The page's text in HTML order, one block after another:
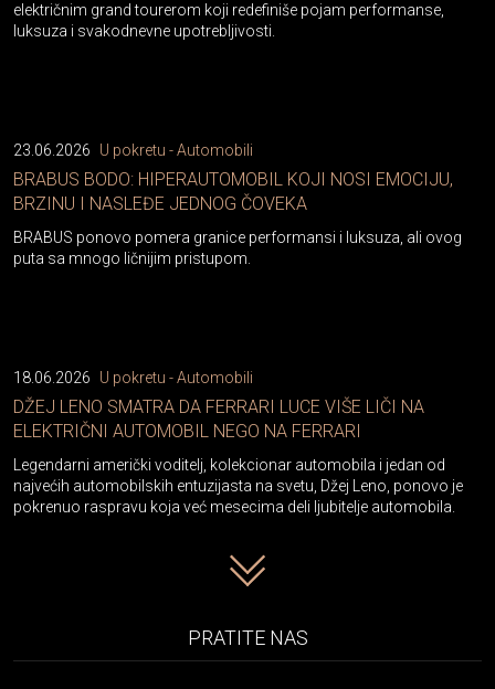
električnim grand tourerom koji redefiniše pojam performanse,
luksuza i svakodnevne upotrebljivosti.
23.06.2026 U pokretu - Automobili
BRABUS BODO: HIPERAUTOMOBIL KOJI NOSI EMOCIJU,
BRZINU I NASLEĐE JEDNOG ČOVEKA
BRABUS ponovo pomera granice performansi i luksuza, ali ovog
puta sa mnogo ličnijim pristupom.
18.06.2026 U pokretu - Automobili
DŽEJ LENO SMATRA DA FERRARI LUCE VIŠE LIČI NA
ELEKTRIČNI AUTOMOBIL NEGO NA FERRARI
Legendarni američki voditelj, kolekcionar automobila i jedan od
najvećih automobilskih entuzijasta na svetu, Džej Leno, ponovo je
pokrenuo raspravu koja već mesecima deli ljubitelje automobila.
PRATITE NAS